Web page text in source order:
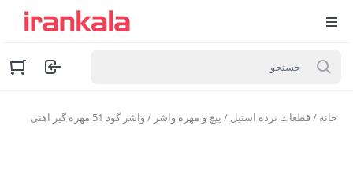
خانه /قطعات نرده استیل / پیچ و مهره واشر / واشر گود 51 مهره گیر اهنی